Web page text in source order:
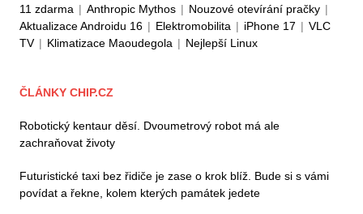
11 zdarma | Anthropic Mythos | Nouzové otevírání pračky |
Aktualizace Androidu 16 | Elektromobilita | iPhone 17 | VLC
TV | Klimatizace Maoudegola | Nejlepší Linux
ČLÁNKY CHIP.CZ
Robotický kentaur děsí. Dvoumetrový robot má ale
zachraňovat životy
Futuristické taxi bez řidiče je zase o krok blíž. Bude si s vámi
povídat a řekne, kolem kterých památek jedete